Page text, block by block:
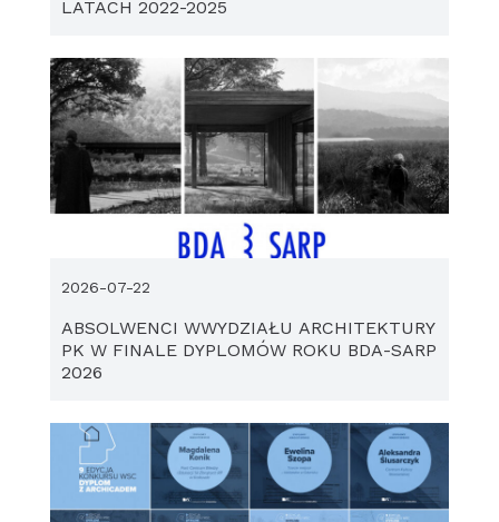
LATACH 2022-2025
ABSOLWENCI WWYDZIAŁU ARCHITEKTURY
PK W FINALE DYPLOMÓW ROKU BDA-SARP
2026
2026-07-22